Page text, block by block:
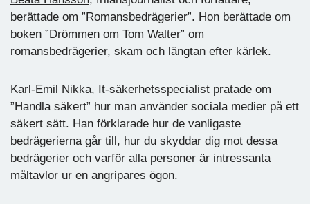
berättade om ”Romansbedrägerier”. Hon berättade om
boken ”Drömmen om Tom Walter” om
romansbedrägerier, skam och längtan efter kärlek.
Karl-Emil Nikka, It-säkerhetsspecialist pratade om
”Handla säkert” hur man använder sociala medier på ett
säkert sätt. Han förklarade hur de vanligaste
bedrägerierna går till, hur du skyddar dig mot dessa
bedrägerier och varför alla personer är intressanta
måltavlor ur en angripares ögon.